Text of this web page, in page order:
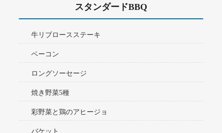
スタンダードBBQ
牛リブロースステーキ
ベーコン
ロングソーセージ
焼き野菜5種
彩野菜と鶏のアヒージョ
バケット